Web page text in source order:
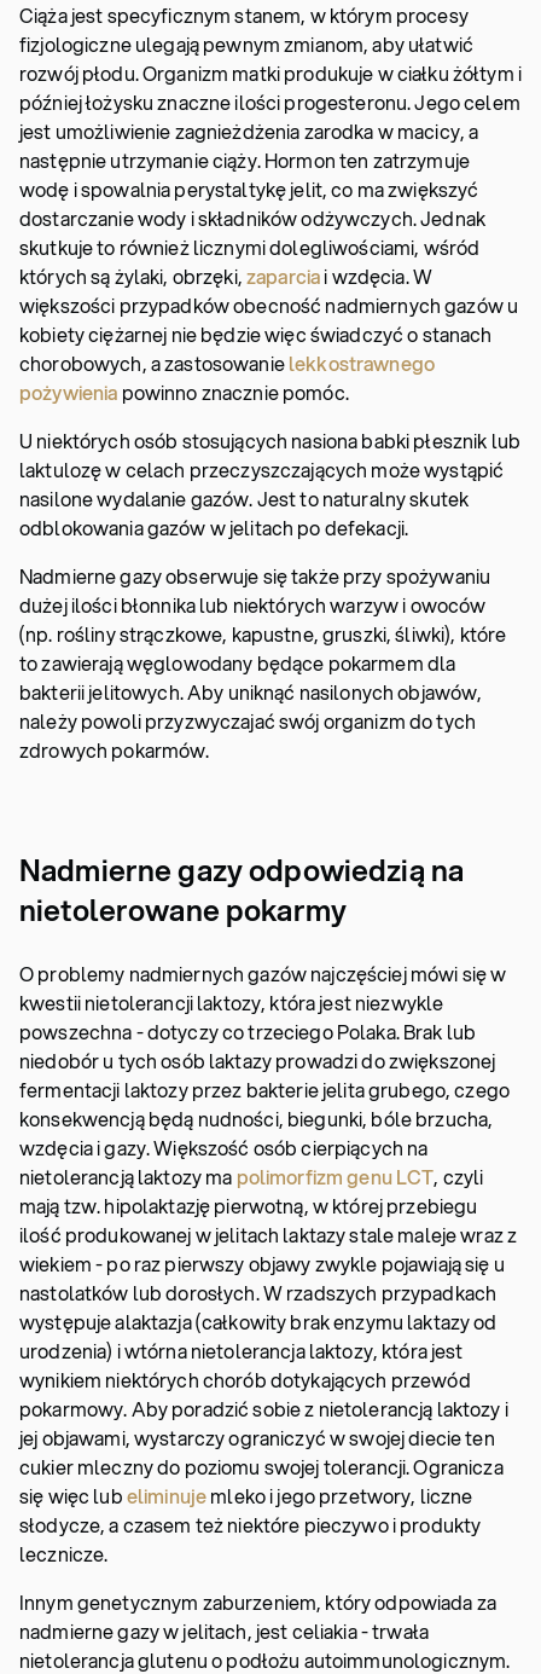
Ciąża jest specyficznym stanem, w którym procesy
fizjologiczne ulegają pewnym zmianom, aby ułatwić
rozwój płodu. Organizm matki produkuje w ciałku żółtym i
później łożysku znaczne ilości progesteronu. Jego celem
jest umożliwienie zagnieżdżenia zarodka w macicy, a
następnie utrzymanie ciąży. Hormon ten zatrzymuje
wodę i spowalnia perystaltykę jelit, co ma zwiększyć
dostarczanie wody i składników odżywczych. Jednak
skutkuje to również licznymi dolegliwościami, wśród
których są żylaki, obrzęki,zaparciai wzdęcia. W
większości przypadków obecność nadmiernych gazów u
kobiety ciężarnej nie będzie więc świadczyć o stanach
chorobowych, a zastosowanielekkostrawnego
pożywienia powinno znacznie pomóc.
U niektórych osób stosujących nasiona babki płesznik lub
laktulozę w celach przeczyszczających może wystąpić
nasilone wydalanie gazów. Jest to naturalny skutek
odblokowania gazów w jelitach po defekacji.
Nadmierne gazy obserwuje się także przy spożywaniu
dużej ilości błonnika lub niektórych warzyw i owoców
(np. rośliny strączkowe, kapustne, gruszki, śliwki), które
to zawierają węglowodany będące pokarmem dla
bakterii jelitowych. Aby uniknąć nasilonych objawów,
należy powoli przyzwyczajać swój organizm do tych
zdrowych pokarmów.
Nadmierne gazy odpowiedzią na
nietolerowane pokarmy
O problemy nadmiernych gazów najczęściej mówi się w
kwestii nietolerancji laktozy, która jest niezwykle
powszechna - dotyczy co trzeciego Polaka. Brak lub
niedobór u tych osób laktazy prowadzi do zwiększonej
fermentacji laktozy przez bakterie jelita grubego, czego
konsekwencją będą nudności, biegunki, bóle brzucha,
wzdęcia i gazy. Większość osób cierpiących na
nietolerancją laktozy ma polimorfizm genu LCT, czyli
mają tzw. hipolaktazję pierwotną, w której przebiegu
ilość produkowanej w jelitach laktazy stale maleje wraz z
wiekiem - po raz pierwszy objawy zwykle pojawiają się u
nastolatków lub dorosłych. W rzadszych przypadkach
występuje alaktazja (całkowity brak enzymu laktazy od
urodzenia) i wtórna nietolerancja laktozy, która jest
wynikiem niektórych chorób dotykających przewód
pokarmowy. Aby poradzić sobie z nietolerancją laktozy i
jej objawami, wystarczy ograniczyć w swojej diecie ten
cukier mleczny do poziomu swojej tolerancji. Ogranicza
się więc lubeliminujemleko i jego przetwory, liczne
słodycze, a czasem też niektóre pieczywo i produkty
lecznicze.
Innym genetycznym zaburzeniem, który odpowiada za
nadmierne gazy w jelitach, jest celiakia - trwała
nietolerancja glutenu o podłożu autoimmunologicznym.